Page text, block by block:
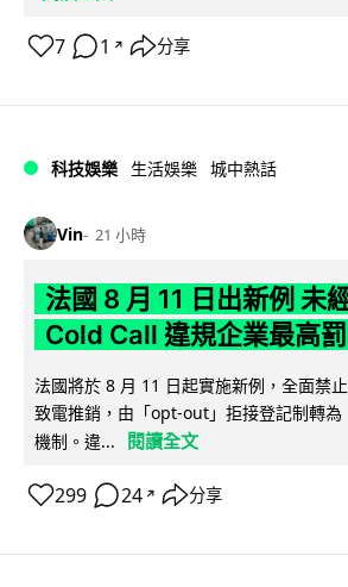
7 1 ↗ 分享
科技娛樂 生活娛樂 城中熱話
Vin 21 小時
法國 8 月 11 日出新例 未
Cold Call 違規企業最高
法國將於 8 月 11 日起實施新例，全面禁
致電推銷，由「opt-out」拒接登記制轉
機制。違...
閱讀全文
299 24 ↗ 分享